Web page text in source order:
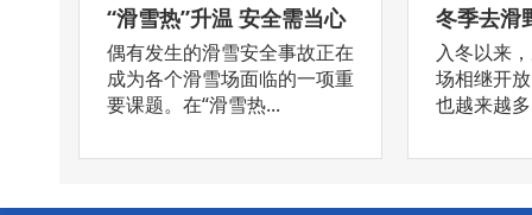
“滑雪热”升温 安全需当心
偶有发生的滑雪安全事故正在
成为各个滑雪场面临的一项重
要课题。在“滑雪热...
冬季去滑
入冬以来
场相继开
也越来越